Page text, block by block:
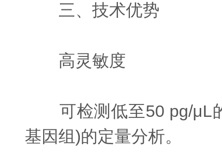
三、技术优势
高灵敏度
可检测低至50 pg/μL的
基因组)的定量分析。